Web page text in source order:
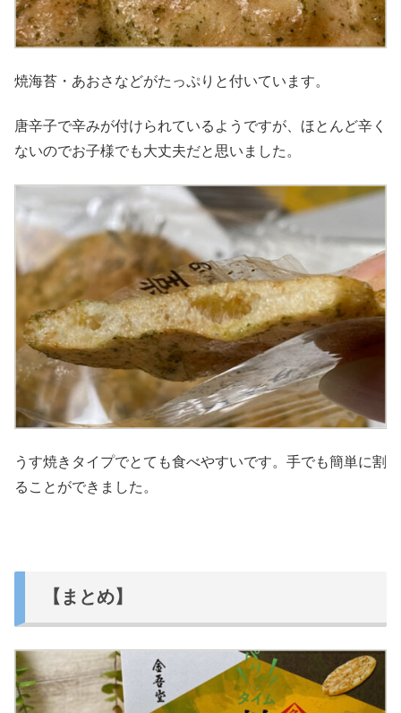
焼海苔・あおさなどがたっぷりと付いています。
唐辛子で辛みが付けられているようですが、ほとんど辛く
ないのでお子様でも大丈夫だと思いました。
うす焼きタイプでとても食べやすいです。手でも簡単に割
ることができました。
【まとめ】